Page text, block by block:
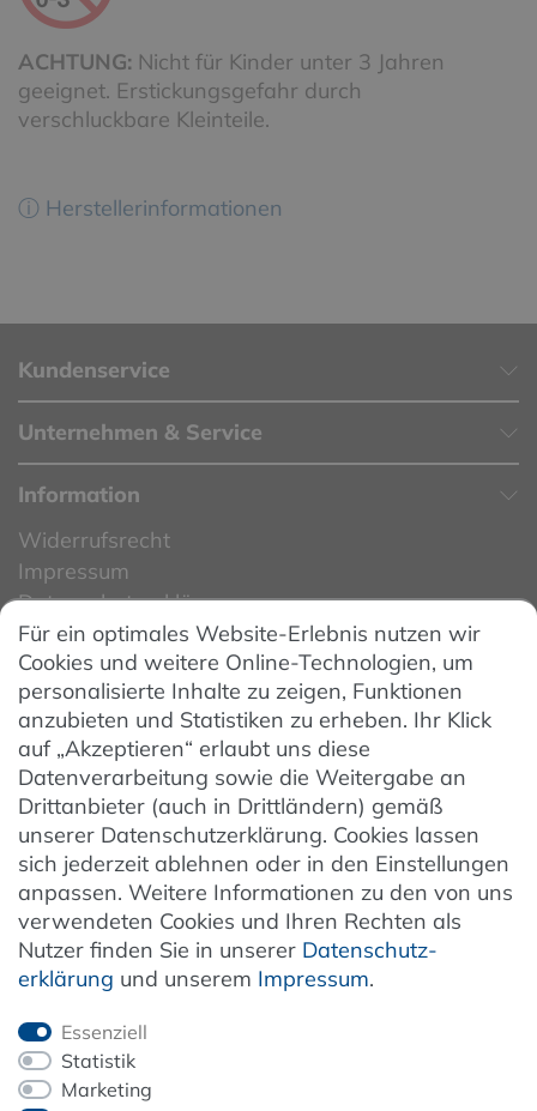
ACHTUNG: Nicht für Kinder unter 3 Jahren
geeignet. Erstickungsgefahr durch
verschluckbare Kleinteile.
ⓘ Herstellerinformationen
Kundenservice
Unternehmen & Service
Information
Widerrufsrecht
Impressum
Datenschutzerklärung
Datenschutzeinstellungen
AGB
Barrierefreiheit
Hinweise zur Batterieentsorgung
Entsorgung von Elektro-Altgeräten
Vertrag widerrufen
Newsletter
Jetzt anmelden
Für ein optimales Website-Erlebnis nutzen wir
Cookies und weitere Online-Technologien, um
personalisierte Inhalte zu zeigen, Funktionen
anzubieten und Statistiken zu erheben. Ihr Klick
auf „Akzeptieren“ erlaubt uns diese
Datenverarbeitung sowie die Weitergabe an
Drittanbieter (auch in Drittländern) gemäß
unserer Datenschutzerklärung. Cookies lassen
sich jederzeit ablehnen oder in den Einstellungen
anpassen. Weitere Informationen zu den von uns
verwendeten Cookies und Ihren Rechten als
Nutzer finden Sie in unserer Daten­schutz­
erklärung und unserem Impressum.
Essenziell
Statistik
Marketing